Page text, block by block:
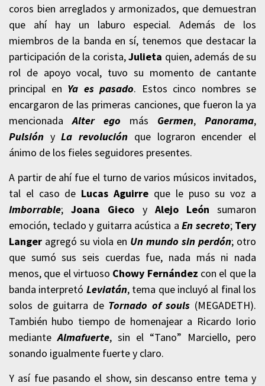
coros bien arreglados y armonizados, que demuestran
que ahí hay un laburo especial. Además de los
miembros de la banda en sí, tenemos que destacar la
participación de la corista,Julieta quien, además de su
rol de apoyo vocal, tuvo su momento de cantante
principal en Ya es pasado. Estos cinco nombres se
encargaron de las primeras canciones, que fueron la ya
mencionadaAlter ego más Germen, Panorama,
Pulsión yLa revolución que lograron encender el
ánimo de los fieles seguidores presentes.
A partir de ahí fue el turno de varios músicos invitados,
tal el caso de Lucas Aguirre que le puso su voz a
Imborrable;Joana Gieco y Alejo León sumaron
emoción, teclado y guitarra acústica a En secreto; Tery
Langer agregó su viola en Un mundo sin perdón; otro
que sumó sus seis cuerdas fue, nada más ni nada
menos, que el virtuoso Chowy Fernández con el que la
banda interpretó Leviatán, tema que incluyó al final los
solos de guitarra de Tornado of souls (MEGADETH).
También hubo tiempo de homenajear a Ricardo Iorio
medianteAlmafuerte, sin el “Tano” Marciello, pero
sonando igualmente fuerte y claro.
Y así fue pasando el show, sin descanso entre tema y